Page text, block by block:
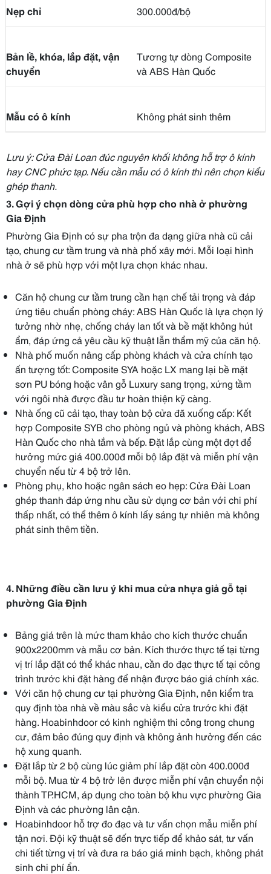
Nẹp chỉ 300.000đ/bộ
Bản lề, khóa, lắp đặt, vận
chuyển
Tương tự dòng Composite
và ABS Hàn Quốc
Mẫu có ô kính Không phát sinh thêm
Lưu ý: Cửa Đài Loan đúc nguyên khối không hỗ trợ ô kính
hay CNC phức tạp. Nếu cần mẫu có ô kính thì nên chọn kiểu
ghép thanh.
3. Gợi ý chọn dòng cửa phù hợp cho nhà ở phường
Gia Định
Phường Gia Định có sự pha trộn đa dạng giữa nhà cũ cải
tạo, chung cư tầm trung và nhà phố xây mới. Mỗi loại hình
nhà ở sẽ phù hợp với một lựa chọn khác nhau.
Căn hộ chung cư tầm trung cần hạn chế tải trọng và đáp
ứng tiêu chuẩn phòng cháy: ABS Hàn Quốc là lựa chọn lý
tưởng nhờ nhẹ, chống cháy lan tốt và bề mặt không hút
ẩm, đáp ứng cả yêu cầu kỹ thuật lẫn thẩm mỹ của căn hộ.
Nhà phố muốn nâng cấp phòng khách và cửa chính tạo
ấn tượng tốt: Composite SYA hoặc LX mang lại bề mặt
sơn PU bóng hoặc vân gỗ Luxury sang trọng, xứng tầm
với ngôi nhà được đầu tư hoàn thiện kỹ càng.
Nhà ống cũ cải tạo, thay toàn bộ cửa đã xuống cấp: Kết
hợp Composite SYB cho phòng ngủ và phòng khách, ABS
Hàn Quốc cho nhà tắm và bếp. Đặt lắp cùng một đợt để
hưởng mức giá 400.000đ mỗi bộ lắp đặt và miễn phí vận
chuyển nếu từ 4 bộ trở lên.
Phòng phụ, kho hoặc ngân sách eo hẹp: Cửa Đài Loan
ghép thanh đáp ứng nhu cầu sử dụng cơ bản với chi phí
thấp nhất, có thể thêm ô kính lấy sáng tự nhiên mà không
phát sinh thêm tiền.
4. Những điều cần lưu ý khi mua cửa nhựa giả gỗ tại
phường Gia Định
Bảng giá trên là mức tham khảo cho kích thước chuẩn
900x2200mm và mẫu cơ bản. Kích thước thực tế tại từng
vị trí lắp đặt có thể khác nhau, cần đo đạc thực tế tại công
trình trước khi đặt hàng để nhận được báo giá chính xác.
Với căn hộ chung cư tại phường Gia Định, nên kiểm tra
quy định tòa nhà về màu sắc và kiểu cửa trước khi đặt
hàng. Hoabinhdoor có kinh nghiệm thi công trong chung
cư, đảm bảo đúng quy định và không ảnh hưởng đến các
hộ xung quanh.
Đặt lắp từ 2 bộ cùng lúc giảm phí lắp đặt còn 400.000đ
mỗi bộ. Mua từ 4 bộ trở lên được miễn phí vận chuyển nội
thành TP.HCM, áp dụng cho toàn bộ khu vực phường Gia
Định và các phường lân cận.
Hoabinhdoor hỗ trợ đo đạc và tư vấn chọn mẫu miễn phí
tận nơi. Đội kỹ thuật sẽ đến trực tiếp để khảo sát, tư vấn
chi tiết từng vị trí và đưa ra báo giá minh bạch, không phát
sinh chi phí ẩn.